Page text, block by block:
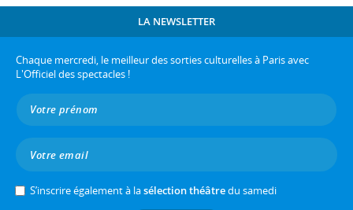
LA NEWSLETTER
Chaque mercredi, le meilleur des sorties culturelles à Paris avec
L'Officiel des spectacles !
S’inscrire également à lasélection théâtredu samedi